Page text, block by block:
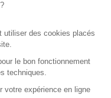
utiliser des cookies placés
le bon fonctionnement
techniques.
votre expérience en ligne
droits réservés